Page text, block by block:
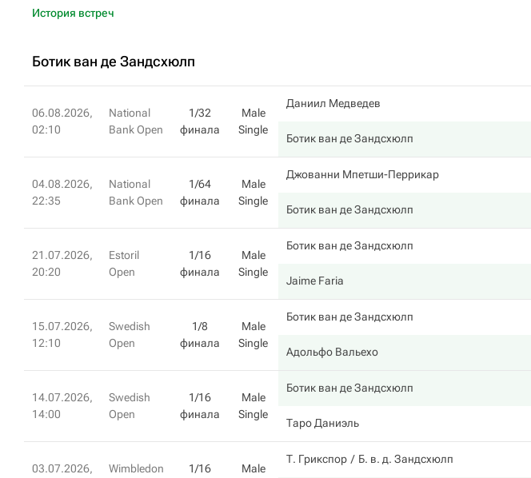
История встреч
Ботик ван де Зандсхюлп
06.08.2026,
02:10
National
Bank Open
1/32
финала
Male
Single
Даниил Медведев
Ботик ван де Зандсхюлп
04.08.2026,
22:35
National
Bank Open
1/64
финала
Male
Single
Джованни Мпетши-Перрикар
Ботик ван де Зандсхюлп
21.07.2026,
20:20
Estoril
Open
1/16
финала
Male
Single
Ботик ван де Зандсхюлп
Jaime Faria
15.07.2026,
12:10
Swedish
Open
1/8
финала
Male
Single
Ботик ван де Зандсхюлп
Адольфо Вальехо
14.07.2026,
14:00
Swedish
Open
1/16
финала
Male
Single
Ботик ван де Зандсхюлп
Таро Даниэль
03.07.2026,
Wimbledon
1/16
Male
Т. Грикспор Б. в. д. Зандсхюлп